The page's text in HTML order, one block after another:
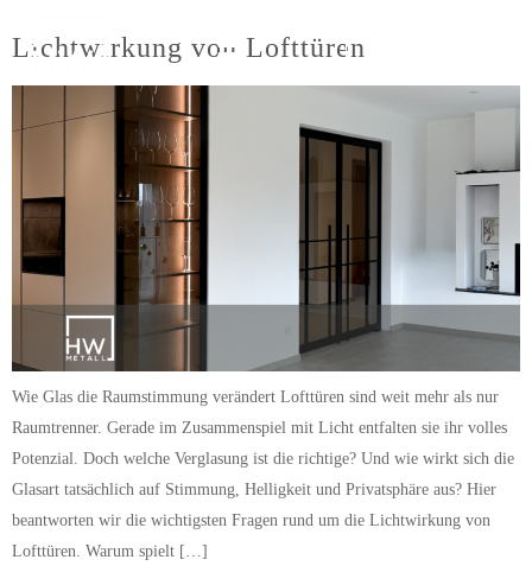
Lichtwirkung von Lofttüren
Wie Glas die Raumstimmung verändert Lofttüren sind weit mehr als nur
Raumtrenner. Gerade im Zusammenspiel mit Licht entfalten sie ihr volles
Potenzial. Doch welche Verglasung ist die richtige? Und wie wirkt sich die
Glasart tatsächlich auf Stimmung, Helligkeit und Privatsphäre aus? Hier
beantworten wir die wichtigsten Fragen rund um die Lichtwirkung von
Lofttüren. Warum spielt […]